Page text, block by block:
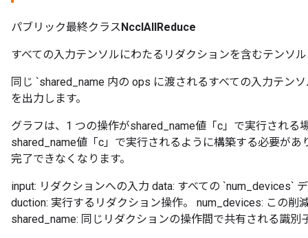
パブリック最終クラスNcclAllReduce
すべての入力テンソルにわたるリダクションを含むテンソ
同じ `shared_name 内の ops に渡されるすべての入力テン
を出力します。
グラフは、1 つの操作がshared_name値「c」で実行される
shared_name値「c」で実行されるように構築する必要が
完了できなくなります。
input: リダクションへの入力 data: すべての `num_devices`
duction: 実行するリダクション操作。 num_devices: この削
shared_name: 同じリダクションの操作間で共有される識別